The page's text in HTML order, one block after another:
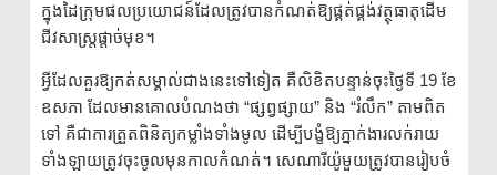
ក្នុងដៃក្រុមផលប្រយោជន៍ដែលត្រូវបានកំណត់ឱ្យផ្គត់ផ្គង់វត្ថុធាតុដើម
ជីវសាស្ត្រផ្តាច់មុខ។
អ្វីដែលគួរឱ្យកត់សម្គាល់ជាងនេះទៅទៀត គឺលិខិតបន្ទាន់ចុះថ្ងៃទី 19 ខែ
ឧសភា ដែលមានគោលបំណងថា “ផ្សព្វផ្សាយ” និង “រំលឹក” តាមពិត
ទៅ គឺជាការត្រួតពិនិត្យកម្លាំងទាំងមូល ដើម្បីបង្ខំឱ្យភ្នាក់ងារលក់រាយ
ទាំងឡាយត្រូវចុះចូលមុនកាលកំណត់។ សេណារីយ៉ូមួយត្រូវបានរៀបចំ